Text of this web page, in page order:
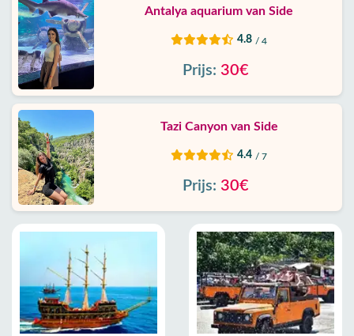
Antalya aquarium van Side
4.8 / 4
Prijs: 30€
Tazi Canyon van Side
4.4 / 7
Prijs: 30€